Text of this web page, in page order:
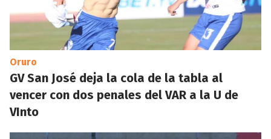
Oruro
GV San José deja la cola de la tabla al
vencer con dos penales del VAR a la U de
VInto